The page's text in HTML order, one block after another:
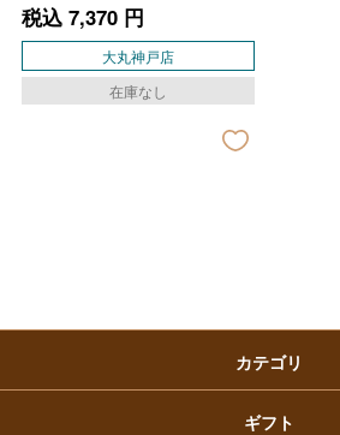
税込 7,370円
大丸神戸店
在庫なし
カテゴリ
ホーム＆インテリ
ベビー＆キッズ
ギフト
結婚内祝い
お香典返し
お中元
敬老の日
福袋